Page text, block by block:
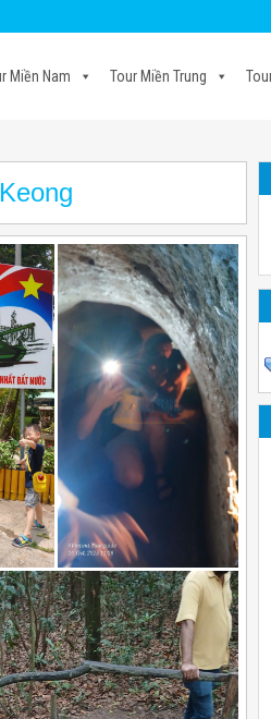
Miền Nam Tour Miền Trung